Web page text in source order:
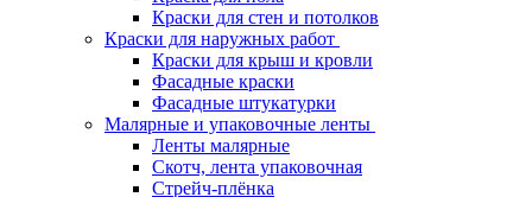
Краски для стен и потолков
Краски для наружных работ
Краски для крыш и кровли
Фасадные краски
Фасадные штукатурки
Малярные и упаковочные ленты
Ленты малярные
Скотч, лента упаковочная
Стрейч-плёнка